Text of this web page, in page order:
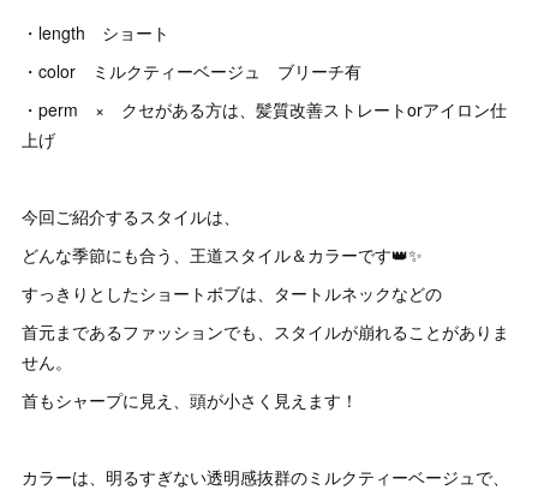
・length ショート
・color ミルクティーベージュ ブリーチ有
・perm × クセがある方は、髪質改善ストレートorアイロン仕
上げ
今回ご紹介するスタイルは、
どんな季節にも合う、王道スタイル＆カラーです👑✨
すっきりとしたショートボブは、タートルネックなどの
首元まであるファッションでも、スタイルが崩れることがありま
せん。
首もシャープに見え、頭が小さく見えます！
カラーは、明るすぎない透明感抜群のミルクティーベージュで、